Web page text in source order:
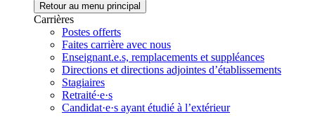
Retour au menu principal
Carrières
Postes offerts
Faites carrière avec nous
Enseignant.e.s, remplacements et suppléances
Directions et directions adjointes d’établissements
Stagiaires
Retraité·e·s
Candidat·e·s ayant étudié à l’extérieur